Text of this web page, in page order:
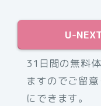
U-
31日間の無料
ますのでご留
にできます。